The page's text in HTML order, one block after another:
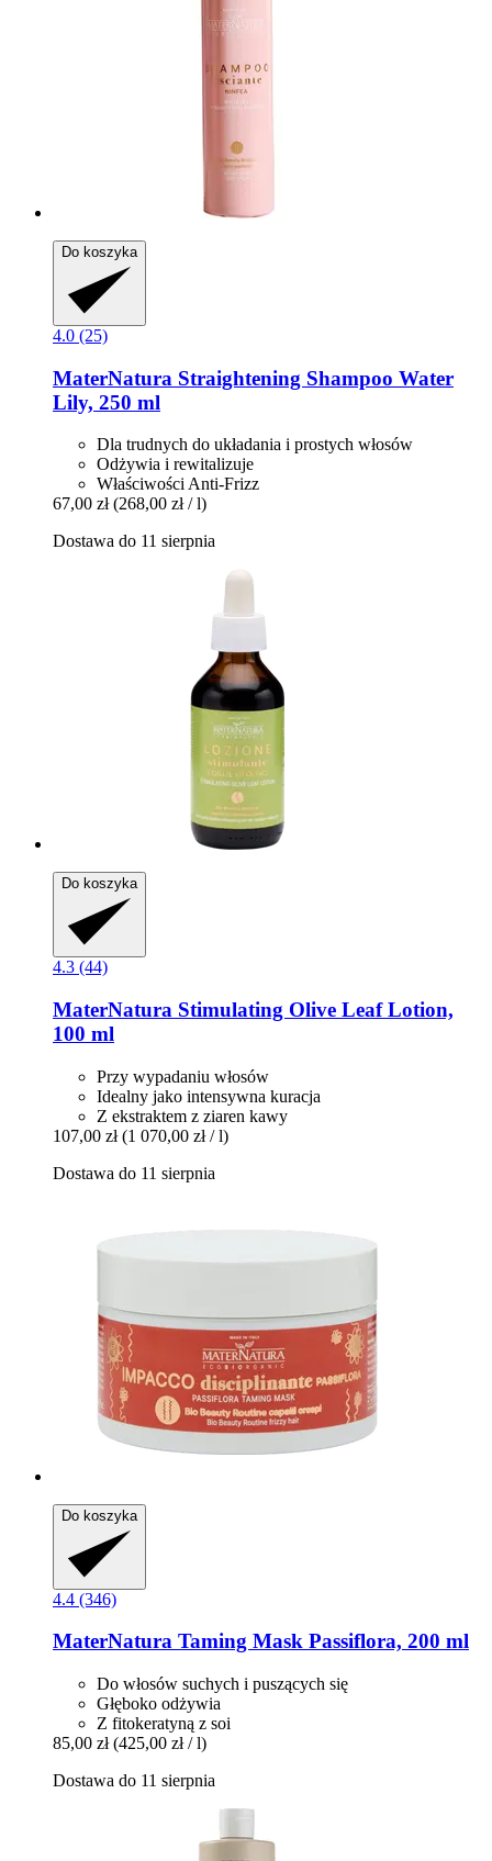
Do koszyka
4.0 (25)
MaterNatura Straightening Shampoo Water
Lily, 250 ml
Dla trudnych do układania i prostych włosów
Odżywia i rewitalizuje
Właściwości Anti-Frizz
67,00 zł (268,00 zł / l)
Dostawa do 11 sierpnia
Do koszyka
4.3 (44)
MaterNatura Stimulating Olive Leaf Lotion,
100 ml
Przy wypadaniu włosów
Idealny jako intensywna kuracja
Z ekstraktem z ziaren kawy
107,00 zł (1 070,00 zł / l)
Dostawa do 11 sierpnia
Do koszyka
4.4 (346)
MaterNatura Taming Mask Passiflora, 200 ml
Do włosów suchych i puszących się
Głęboko odżywia
Z fitokeratyną z soi
85,00 zł (425,00 zł / l)
Dostawa do 11 sierpnia